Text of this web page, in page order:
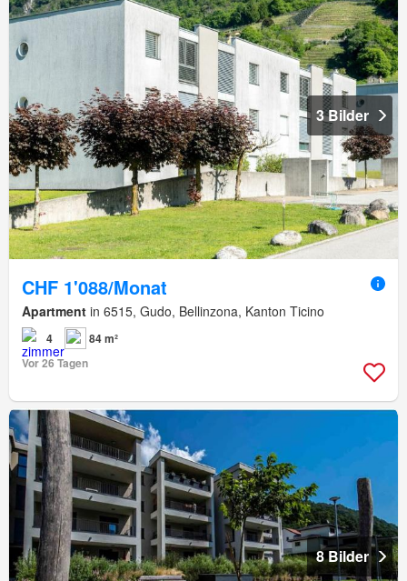
3 Bilder
CHF 1'088/Monat
Apartment in 6515, Gudo, Bellinzona, Kanton Ticino
4
84 m²
Vor 26 Tagen
8 Bilder